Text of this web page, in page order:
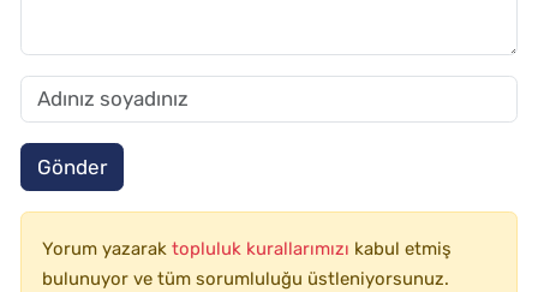
Gönder
Yorum yazarak topluluk kurallarımızı kabul etmiş
bulunuyor ve tüm sorumluluğu üstleniyorsunuz.